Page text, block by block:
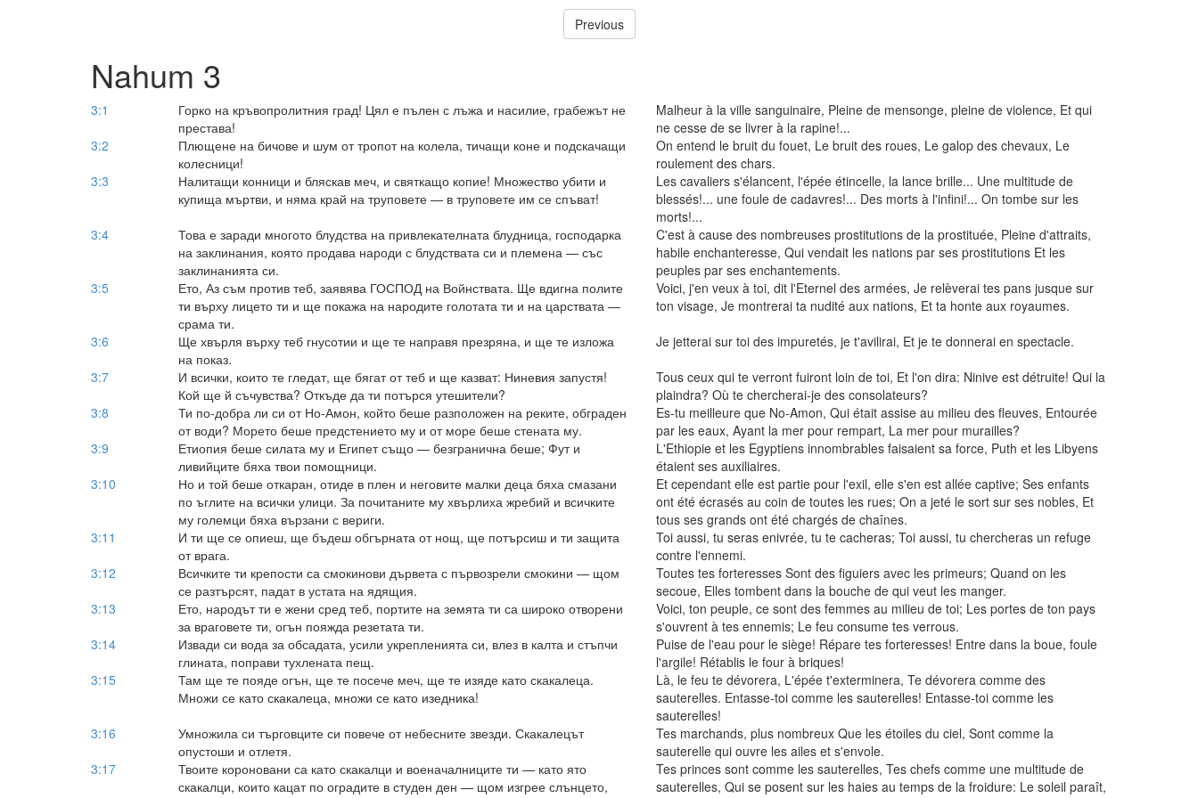
Previous
Nahum 3
3:1
Горко на кръвопролитния град! Цял е пълен с лъжа и насилие, грабежът не
престава!
Malheur à la ville sanguinaire, Pleine de mensonge, pleine de violence, Et qui
ne cesse de se livrer à la rapine!...
3:2
Плющене на бичове и шум от тропот на колела, тичащи коне и подскачащи
колесници!
On entend le bruit du fouet, Le bruit des roues, Le galop des chevaux, Le
roulement des chars.
3:3
Налитащи конници и бляскав меч, и святкащо копие! Множество убити и
купища мъртви, и няма край на труповете — в труповете им се спъват!
Les cavaliers s'élancent, l'épée étincelle, la lance brille... Une multitude de
blessés!... une foule de cadavres!... Des morts à l'infini!... On tombe sur les
morts!...
3:4
Това е заради многото блудства на привлекателната блудница, господарка
на заклинания, която продава народи с блудствата си и племена — със
заклинанията си.
C'est à cause des nombreuses prostitutions de la prostituée, Pleine d'attraits,
habile enchanteresse, Qui vendait les nations par ses prostitutions Et les
peuples par ses enchantements.
3:5
Ето, Аз съм против теб, заявява ГОСПОД на Войнствата. Ще вдигна полите
ти върху лицето ти и ще покажа на народите голотата ти и на царствата —
срама ти.
Voici, j'en veux à toi, dit l'Eternel des armées, Je relèverai tes pans jusque sur
ton visage, Je montrerai ta nudité aux nations, Et ta honte aux royaumes.
3:6
Ще хвърля върху теб гнусотии и ще те направя презряна, и ще те изложа
на показ.
Je jetterai sur toi des impuretés, je t'avilirai, Et je te donnerai en spectacle.
3:7
И всички, които те гледат, ще бягат от теб и ще казват: Ниневия запустя!
Кой ще й съчувства? Откъде да ти потърся утешители?
Tous ceux qui te verront fuiront loin de toi, Et l'on dira: Ninive est détruite! Qui la
plaindra? Où te chercherai-je des consolateurs?
3:8
Ти по-добра ли си от Но-Амон, който беше разположен на реките, обграден
от води? Морето беше предстението му и от море беше стената му.
Es-tu meilleure que No-Amon, Qui était assise au milieu des fleuves, Entourée
par les eaux, Ayant la mer pour rempart, La mer pour murailles?
3:9
Етиопия беше силата му и Египет също — безгранична беше; Фут и
ливийците бяха твои помощници.
L'Ethiopie et les Egyptiens innombrables faisaient sa force, Puth et les Libyens
étaient ses auxiliaires.
3:10
Но и той беше откаран, отиде в плен и неговите малки деца бяха смазани
по ъглите на всички улици. За почитаните му хвърлиха жребий и всичките
му големци бяха вързани с вериги.
Et cependant elle est partie pour l'exil, elle s'en est allée captive; Ses enfants
ont été écrasés au coin de toutes les rues; On a jeté le sort sur ses nobles, Et
tous ses grands ont été chargés de chaînes.
3:11
И ти ще се опиеш, ще бъдеш обгърната от нощ, ще потърсиш и ти защита
от врага.
Toi aussi, tu seras enivrée, tu te cacheras; Toi aussi, tu chercheras un refuge
contre l'ennemi.
3:12
Всичките ти крепости са смокинови дървета с първозрели смокини — щом
се разтърсят, падат в устата на ядящия.
Toutes tes forteresses Sont des figuiers avec les primeurs; Quand on les
secoue, Elles tombent dans la bouche de qui veut les manger.
3:13
Ето, народът ти е жени сред теб, портите на земята ти са широко отворени
за враговете ти, огън пояжда резетата ти.
Voici, ton peuple, ce sont des femmes au milieu de toi; Les portes de ton pays
s'ouvrent à tes ennemis; Le feu consume tes verrous.
3:14
Извади си вода за обсадата, усили укрепленията си, влез в калта и стъпчи
глината, поправи тухлената пещ.
Puise de l'eau pour le siège! Répare tes forteresses! Entre dans la boue, foule
l'argile! Rétablis le four à briques!
3:15
Там ще те пояде огън, ще те посече меч, ще те изяде като скакалеца.
Множи се като скакалеца, множи се като изедника!
Là, le feu te dévorera, L'épée t'exterminera, Te dévorera comme des
sauterelles. Entasse-toi comme les sauterelles! Entasse-toi comme les
sauterelles!
3:16
Умножила си търговците си повече от небесните звезди. Скакалецът
опустоши и отлетя.
Tes marchands, plus nombreux Que les étoiles du ciel, Sont comme la
sauterelle qui ouvre les ailes et s'envole.
3:17
Твоите короновани са като скакалци и военачалниците ти — като ято
скакалци, които кацат по оградите в студен ден — щом изгрее слънцето,
Tes princes sont comme les sauterelles, Tes chefs comme une multitude de
sauterelles, Qui se posent sur les haies au temps de la froidure: Le soleil paraît,